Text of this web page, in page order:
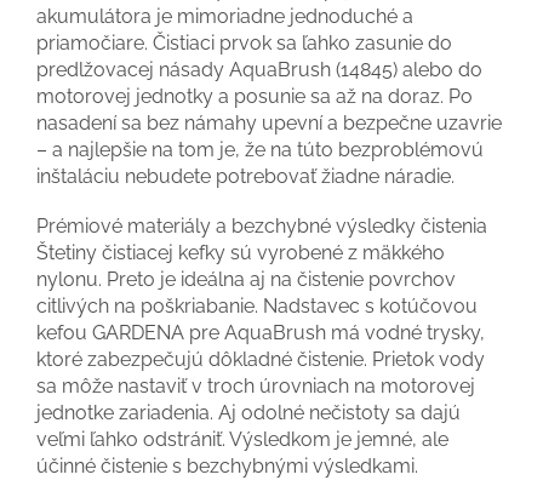
akumulátora je mimoriadne jednoduché a
priamočiare. Čistiaci prvok sa ľahko zasunie do
predlžovacej násady AquaBrush (14845) alebo do
motorovej jednotky a posunie sa až na doraz. Po
nasadení sa bez námahy upevní a bezpečne uzavrie
– a najlepšie na tom je, že na túto bezproblémovú
inštaláciu nebudete potrebovať žiadne náradie.
Prémiové materiály a bezchybné výsledky čistenia
Štetiny čistiacej kefky sú vyrobené z mäkkého
nylonu. Preto je ideálna aj na čistenie povrchov
citlivých na poškriabanie. Nadstavec s kotúčovou
kefou GARDENA pre AquaBrush má vodné trysky,
ktoré zabezpečujú dôkladné čistenie. Prietok vody
sa môže nastaviť v troch úrovniach na motorovej
jednotke zariadenia. Aj odolné nečistoty sa dajú
veľmi ľahko odstrániť. Výsledkom je jemné, ale
účinné čistenie s bezchybnými výsledkami.